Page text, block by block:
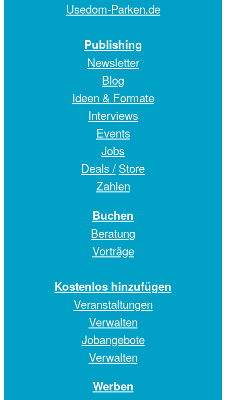
Usedom-Parken.de
Publishing
Newsletter
Blog
Ideen & Formate
Interviews
Events
Jobs
Deals / Store
Zahlen
Buchen
Beratung
Vorträge
Kostenlos hinzufügen
Veranstaltungen
Verwalten
Jobangebote
Verwalten
Werben